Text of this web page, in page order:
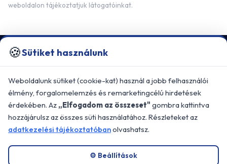
weboldalon tájékoztatjuk látogatóinkat.
🍪Sütiket használunk
Weboldalunk sütiket (cookie-kat) használ a jobb felhasználói
élmény, forgalomelemzés és remarketingcélú hirdetések
érdekében. Az „Elfogadom az összeset" gombra kattintva
hozzájárulsz az összes süti használatához. Részleteket az
adatkezelési tájékoztatóbanolvashatsz.
⚙️ Beállítások
KALMAKOMFORT KFT.
Professzionális árnyékolástechnikai
területén.
📍 2310 Szigetszentmiklós, Dorottya u.
26/B